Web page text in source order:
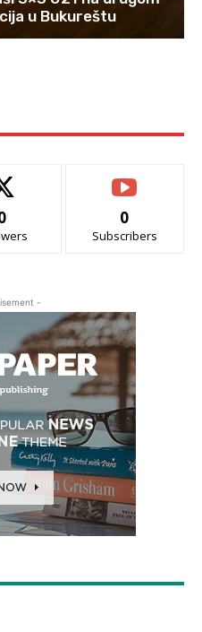
u Bukureštu
0
Subscribers
-